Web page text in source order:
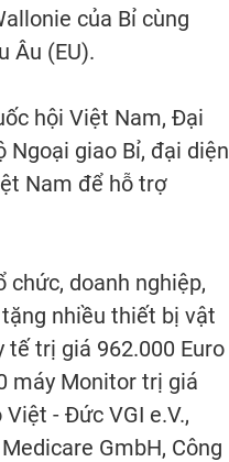
của Bỉ cùng
Âu (EU).
hội Việt Nam, Đại
Ngoại giao Bỉ, đại diện
Nam để hỗ trợ
doanh nghiệp,
nhiều thiết bị vật
trị giá 962.000 Euro
máy Monitor trị giá
- Đức VGI e.V.,
GmbH, Công